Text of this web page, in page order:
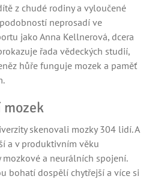
z chudé rodiny a vyloučené
neprosadí ve
jako Anna Kellnerová, dcera
řada vědeckých studií,
hůře funguje mozek a paměť
skenovali mozky 304 lidí. A
a v produktivním věku
a neurálních spojení.
bohatí dospělí chytřejší a více si